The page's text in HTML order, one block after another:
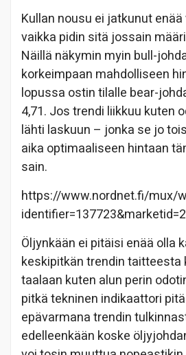
Kullan nousu ei jatkunut
vaikka pidin sitä jossain
Näillä näkymin myin bull-
korkeimpaan mahdolliseen
lopussa ostin tilalle bear-
4,71. Jos trendi liikkuu kuten
lähti laskuun – jonka se jo
aika optimaaliseen hintaan
sain.
https://www.nordnet.fi/mux/
Öljynkään ei pitäisi enää olla
keskipitkän trendin taitteesta
taalaan kuten alun perin
pitkä tekninen indikaattori
epävarmana trendin
edelleenkään koske